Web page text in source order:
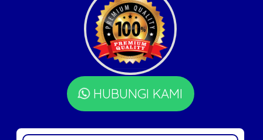
HUBUNGI KAMI